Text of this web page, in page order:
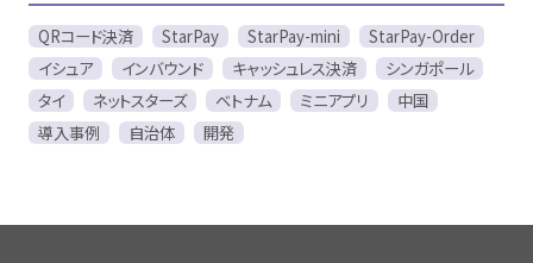
QRコード決済 StarPay StarPay-mini
StarPay-Order
イシュア
インバウンド キャッシュレス決済
シンガポール
タイ
ネットスターズ ベトナム ミニアプリ
中国
導入事例
自治体 開発